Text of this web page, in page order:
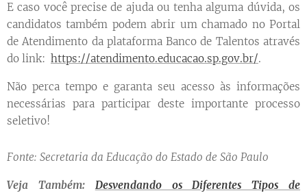
E caso você precise de ajuda ou tenha alguma dúvida, os
candidatos também podem abrir um chamado no Portal
de Atendimento da plataforma Banco de Talentos através
do link: https://atendimento.educacao.sp.gov.br/.
Não perca tempo e garanta seu acesso às informações
necessárias para participar deste importante processo
seletivo!
Fonte: Secretaria da Educação do Estado de São Paulo
Veja Também: Desvendando os Diferentes Tipos de